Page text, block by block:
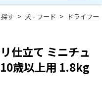
す > 犬 - フード > ドライフー
仕立て ミニチュ
歳以上用 1.8kg